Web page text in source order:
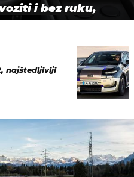
i bez ruku,
najštedljiviji